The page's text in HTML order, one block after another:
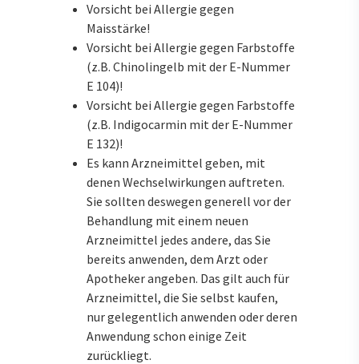
Vorsicht bei Allergie gegen
Maisstärke!
Vorsicht bei Allergie gegen Farbstoffe
(z.B. Chinolingelb mit der E-Nummer
E 104)!
Vorsicht bei Allergie gegen Farbstoffe
(z.B. Indigocarmin mit der E-Nummer
E 132)!
Es kann Arzneimittel geben, mit
denen Wechselwirkungen auftreten.
Sie sollten deswegen generell vor der
Behandlung mit einem neuen
Arzneimittel jedes andere, das Sie
bereits anwenden, dem Arzt oder
Apotheker angeben. Das gilt auch für
Arzneimittel, die Sie selbst kaufen,
nur gelegentlich anwenden oder deren
Anwendung schon einige Zeit
zurückliegt.